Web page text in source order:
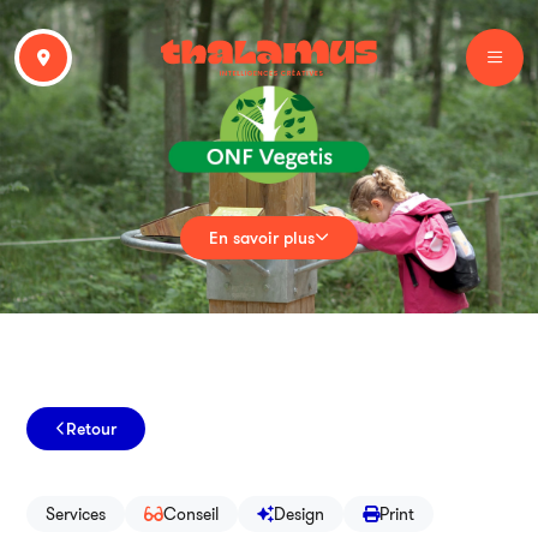
En savoir plus
Retour
Services Conseil Design Print